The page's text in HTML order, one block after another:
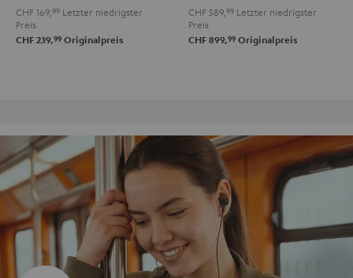
CHF 169, 99 Letzter niedrigster
Preis
CHF 239,99 Originalpreis
CHF 589, 99 Letzter niedrigster
Preis
CHF 899,99 Originalpreis